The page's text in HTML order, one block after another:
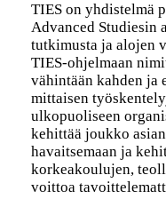
TIES on yhdistelmä
Advanced Studiesin
tutkimusta ja alojen
TIES-ohjelmaan
vähintään kahden ja
mittaisen
ulkopuoliseen
kehittää joukko
havaitsemaan ja
korkeakoulujen,
voittoa